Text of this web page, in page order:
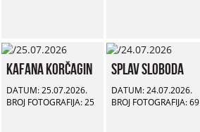
Kafana Korčagin
DATUM: 25.07.2026.
BROJ FOTOGRAFIJA: 25
Splav Sloboda
DATUM: 24.07.2026.
BROJ FOTOGRAFIJA: 69